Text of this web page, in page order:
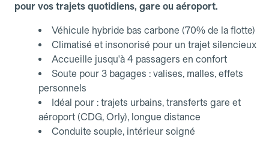
pour vos trajets quotidiens, gare ou aéroport.
Véhicule hybride bas carbone (70% de la flotte)
Climatisé et insonorisé pour un trajet silencieux
Accueille jusqu'à 4 passagers en confort
Soute pour 3 bagages : valises, malles, effets
personnels
Idéal pour : trajets urbains, transferts gare et
aéroport (CDG, Orly), longue distance
Conduite souple, intérieur soigné